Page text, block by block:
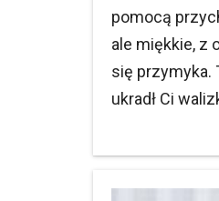
pomocą
ale miękkie, z
się przymyka.
ukradł Ci